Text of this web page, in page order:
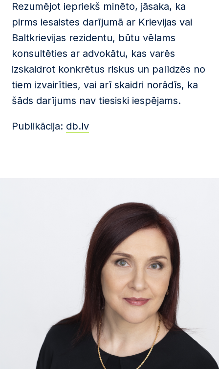
Rezumējot iepriekš minēto, jāsaka, ka
pirms iesaistes darījumā ar Krievijas vai
Baltkrievijas rezidentu, būtu vēlams
konsultēties ar advokātu, kas varēs
izskaidrot konkrētus riskus un palīdzēs no
tiem izvairīties, vai arī skaidri norādīs, ka
šāds darījums nav tiesiski iespējams.
Publikācija: db.lv